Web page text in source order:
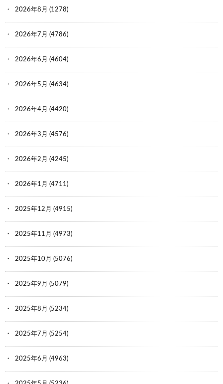
2026年8月 (1278)
2026年7月 (4786)
2026年6月 (4604)
2026年5月 (4634)
2026年4月 (4420)
2026年3月 (4576)
2026年2月 (4245)
2026年1月 (4711)
2025年12月 (4915)
2025年11月 (4973)
2025年10月 (5076)
2025年9月 (5079)
2025年8月 (5234)
2025年7月 (5254)
2025年6月 (4963)